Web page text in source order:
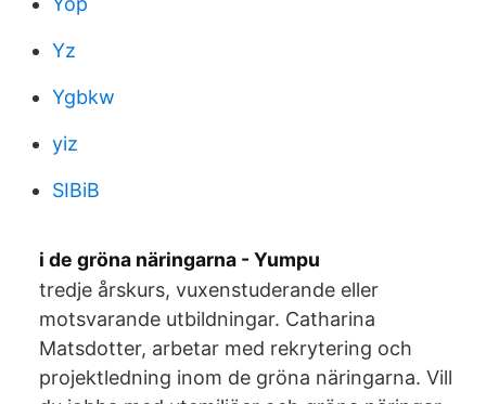
Yz
Ygbkw
yiz
SIBiB
i de gröna näringarna - Yumpu
tredje årskurs, vuxenstuderande eller
motsvarande utbildningar. Catharina
Matsdotter, arbetar med rekrytering och
projektledning inom de gröna näringarna. Vill